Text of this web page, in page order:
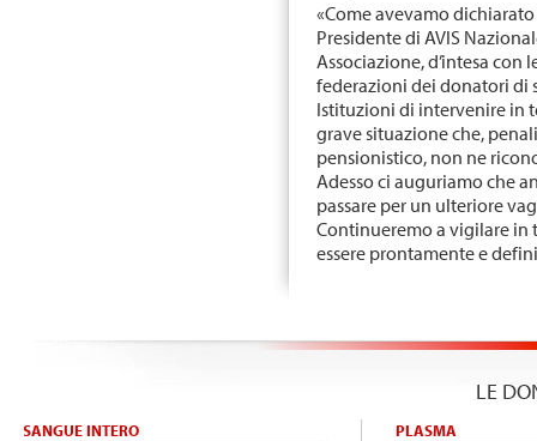
«Come avevamo
Presidente di AVIS
Associazione, d’intesa
federazioni dei donatori di
Istituzioni di intervenire in
grave situazione che,
pensionistico, non ne
Adesso ci auguriamo che
passare per un ulteriore
Continueremo a vigilare in
essere prontamente e
LE
SANGUE INTERO PLASMA